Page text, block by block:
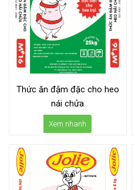
Thức ăn đậm đặc cho heo
nái chửa
Xem nhanh